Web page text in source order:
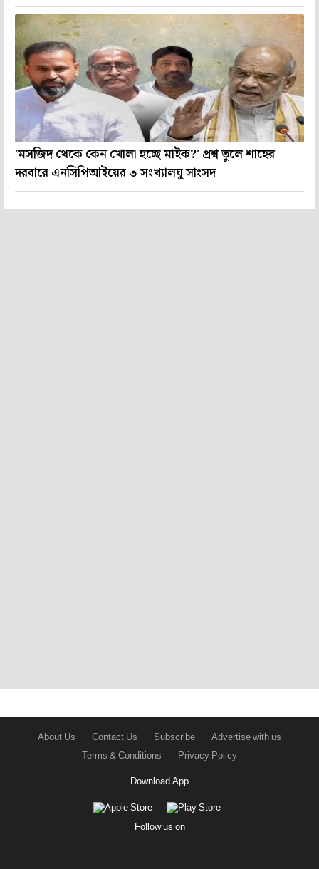
'মসজিদ থেকে কেন খোলা হচ্ছে মাইক?' প্রশ্ন তুলে শাহের
দরবারে এনসিপিআইয়ের ৩ সংখ্যালঘু সাংসদ
About Us Contact Us Subscribe
Advertise with us
Terms & Conditions
Privacy Policy
Download App
Follow us on